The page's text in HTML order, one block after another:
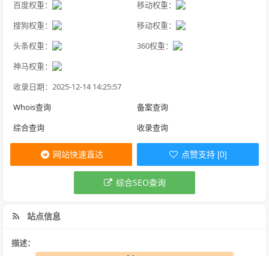
百度权重：
移动权重：
搜狗权重：
移动权重：
头条权重：
360权重：
神马权重：
收录日期：2025-12-14 14:25:57
Whois查询
备案查询
综合查询
收录查询
网站快速直达 点赞支持 [0]
综合SEO查询
站点信息
描述：